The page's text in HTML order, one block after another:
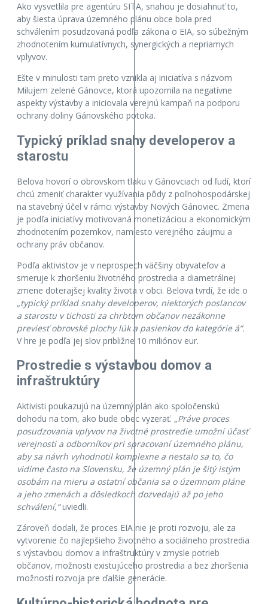
Ako vysvetlila pre agentúru SITA, snahou je dosiahnuť to,
aby šiesta úprava územného plánu obce bola pred
schválením posudzovaná podľa zákona o EIA, so súbežným
zhodnotením kumulatívnych, synergických a nepriamych
vplyvov.
Ešte v minulosti tam preto vznikla aj iniciatíva s názvom
Milujem zelené Gánovce, ktorá upozornila na negatívne
aspekty výstavby a iniciovala verejnú kampaň na podporu
ochrany doliny Gánovského potoka.
Typický príklad snahy developerov a
starostu
Belova hovorí o obrovskom tlaku v Gánovciach od ľudí, ktorí
chcú zmeniť charakter využívania pôdy z poľnohospodárskej
na stavebný účel v rámci výstavby Nových Gánoviec. Zmena
je podľa iniciatívy motivovaná monetizáciou a ekonomickým
zhodnotením pozemkov, namiesto verejného záujmu a
ochrany práv občanov.
Podľa aktivistov je v neprospech väčšiny obyvateľov a
smeruje k zhoršeniu životného prostredia a diametrálnej
zmene doterajšej kvality života v obci. Belova tvrdí, že ide o
„typický príklad snahy developerov, niektorých poslancov
a starostu v tichosti za chrbtom občanov nezákonne
previesť obrovské plochy lúk a pasienkov do kategórie á“.
V hre je podľa jej slov približne 10 miliónov eur.
Prostredie s výstavbou domov a
infraštruktúry
Aktivisti poukazujú na územný plán ako spoločenskú
dohodu na tom, ako bude obec vyzerať. „Práve proces
posudzovania vplyvov na životné prostredie umožní účasť
verejnosti a odborníkov pri spracovaní územného plánu,
aby sa návrh vyhodnotil komplexne a nestalo sa to, čo
vidíme často na Slovensku, že územný plán je šitý istým
osobám na mieru a ostatní občania sa o územnom pláne
a jeho zmenách a dôsledkoch dozvedajú až po jeho
schválení,“uviedli.
Zároveň dodali, že proces EIA nie je proti rozvoju, ale za
vytvorenie čo najlepšieho životného a sociálneho prostredia
s výstavbou domov a infraštruktúry v zmysle potrieb
občanov, možnosti existujúceho prostredia a bez zhoršenia
možností rozvoja pre ďalšie generácie.